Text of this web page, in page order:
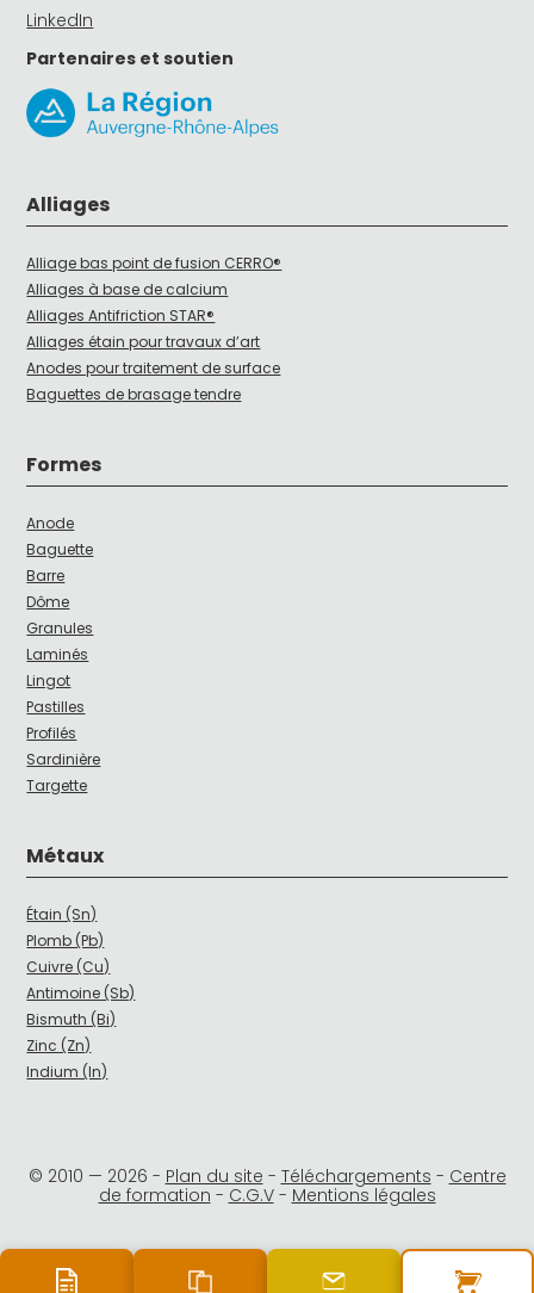
LinkedIn
Partenaires et soutien
Alliages
Alliage bas point de fusion CERRO®
Alliages à base de calcium
Alliages Antifriction STAR®
Alliages étain pour travaux d’art
Anodes pour traitement de surface
Baguettes de brasage tendre
Formes
Anode
Baguette
Barre
Dôme
Granules
Laminés
Lingot
Pastilles
Profilés
Sardinière
Targette
Métaux
Étain (Sn)
Plomb (Pb)
Cuivre (Cu)
Antimoine (Sb)
Bismuth (Bi)
Zinc (Zn)
Indium (In)
© 2010 — 2026 - Plan du site - Téléchargements - Centre
de formation - C.G.V- Mentions légales